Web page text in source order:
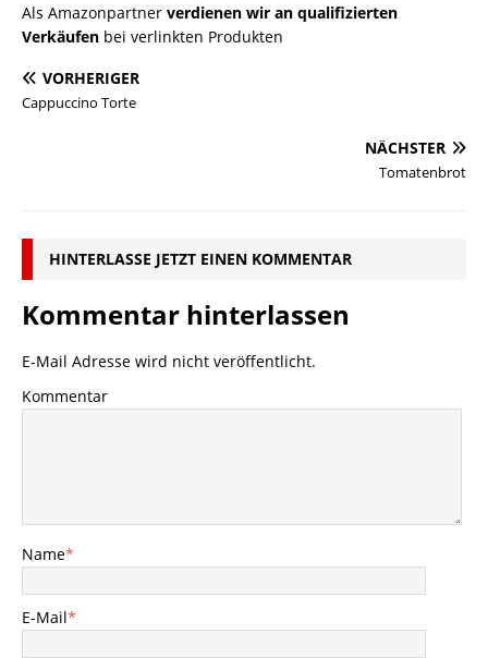
Als Amazonpartner verdienen wir an qualifizierten
Verkäufen bei verlinkten Produkten
VORHERIGER
Cappuccino Torte
NÄCHSTER
Tomatenbrot
HINTERLASSE JETZT EINEN KOMMENTAR
Kommentar hinterlassen
E-Mail Adresse wird nicht veröffentlicht.
Kommentar
Name*
E-Mail*